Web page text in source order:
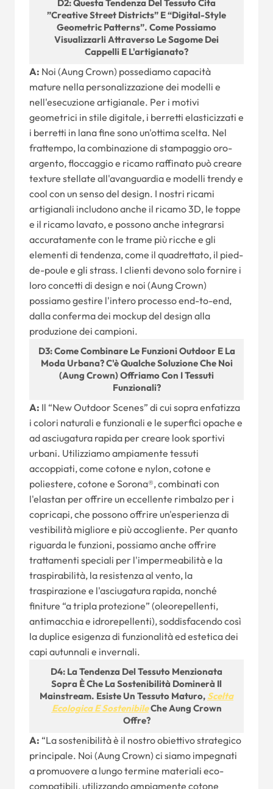
D2: Questa Tendenza Del Tessuto Cita
”Creative Street Districts” E “Digital-Style
Geometric Patterns”. Come Possiamo
Visualizzarli Attraverso Le Sagome Dei
Cappelli E L'artigianato?
A: Noi (Aung Crown) possediamo capacità
mature nella personalizzazione dei modelli e
nell'esecuzione artigianale. Per i motivi
geometrici in stile digitale, i berretti elasticizzati e
i berretti in lana fine sono un'ottima scelta. Nel
frattempo, la combinazione di stampaggio oro-
argento, floccaggio e ricamo raffinato può creare
texture stellate all'avanguardia e modelli trendy e
cool con un senso del design. I nostri ricami
artigianali includono anche il ricamo 3D, le toppe
e il ricamo lavato, e possono anche integrarsi
accuratamente con le trame più ricche e gli
elementi di tendenza, come il quadrettato, il pied-
de-poule e gli strass. I clienti devono solo fornire i
loro concetti di design e noi (Aung Crown)
possiamo gestire l'intero processo end-to-end,
dalla conferma dei mockup del design alla
produzione dei campioni.
D3: Come Combinare Le Funzioni Outdoor E La
Moda Urbana? C'è Qualche Soluzione Che Noi
(Aung Crown) Offriamo Con I Tessuti
Funzionali?
A: Il “New Outdoor Scenes” di cui sopra enfatizza
i colori naturali e funzionali e le superfici opache e
ad asciugatura rapida per creare look sportivi
urbani. Utilizziamo ampiamente tessuti
accoppiati, come cotone e nylon, cotone e
poliestere, cotone e Sorona®, combinati con
l'elastan per offrire un eccellente rimbalzo per i
copricapi, che possono offrire un'esperienza di
vestibilità migliore e più accogliente. Per quanto
riguarda le funzioni, possiamo anche offrire
trattamenti speciali per l'impermeabilità e la
traspirabilità, la resistenza al vento, la
traspirazione e l'asciugatura rapida, nonché
finiture “a tripla protezione” (oleorepellenti,
antimacchia e idrorepellenti), soddisfacendo così
la duplice esigenza di funzionalità ed estetica dei
capi autunnali e invernali.
D4: La Tendenza Del Tessuto Menzionata
Sopra È Che La Sostenibilità Dominerà Il
Mainstream. Esiste Un Tessuto Maturo, Scelta
Ecologica E SostenibileChe Aung Crown
Offre?
A: “La sostenibilità è il nostro obiettivo strategico
principale. Noi (Aung Crown) ci siamo impegnati
a promuovere a lungo termine materiali eco-
compatibili, utilizzando ampiamente cotone